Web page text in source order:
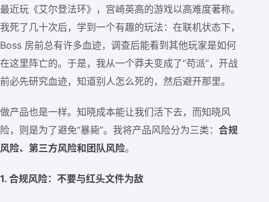
最近玩《艾尔登法环》，宫崎英高的游戏以高难度著称。
我死了几十次后，学到一个有趣的玩法：在联机状态下，
Boss 房前总有许多血迹，调查后能看到其他玩家是如何
在这里阵亡的。于是，我从一个莽夫变成了“苟派”，开战
前必先研究血迹，知道别人怎么死的，然后避开那里。
做产品也是一样。知晓成本能让我们活下去，而知晓风
险，则是为了避免“暴毙”。我将产品风险分为三类： 合规
风险、第三方风险和团队风险。
1. 合规风险：不要与红头文件为敌